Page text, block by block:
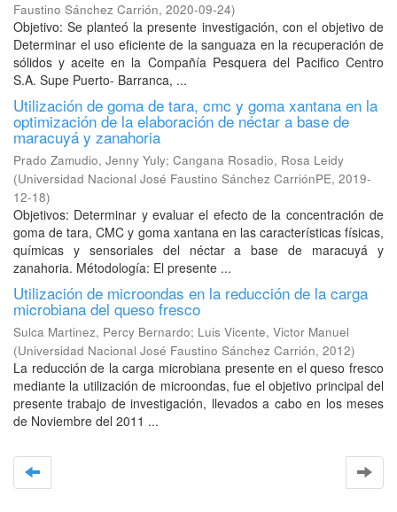
Faustino Sánchez Carrión, 2020-09-24)
Objetivo: Se planteó la presente investigación, con el objetivo de
Determinar el uso eficiente de la sanguaza en la recuperación de
sólidos y aceite en la Compañía Pesquera del Pacifico Centro
S.A. Supe Puerto- Barranca, ...
Utilización de goma de tara, cmc y goma xantana en la
optimización de la elaboración de néctar a base de
maracuyá y zanahoria
Prado Zamudio, Jenny Yuly; Cangana Rosadio, Rosa Leidy
(Universidad Nacional José Faustino Sánchez CarriónPE, 2019-
12-18)
Objetivos: Determinar y evaluar el efecto de la concentración de
goma de tara, CMC y goma xantana en las características físicas,
químicas y sensoriales del néctar a base de maracuyá y
zanahoria. Métodología: El presente ...
Utilización de microondas en la reducción de la carga
microbiana del queso fresco
Sulca Martinez, Percy Bernardo; Luis Vicente, Victor Manuel
(Universidad Nacional José Faustino Sánchez Carrión, 2012)
La reducción de la carga microbiana presente en el queso fresco
mediante la utilización de microondas, fue el objetivo principal del
presente trabajo de investigación, llevados a cabo en los meses
de Noviembre del 2011 ...